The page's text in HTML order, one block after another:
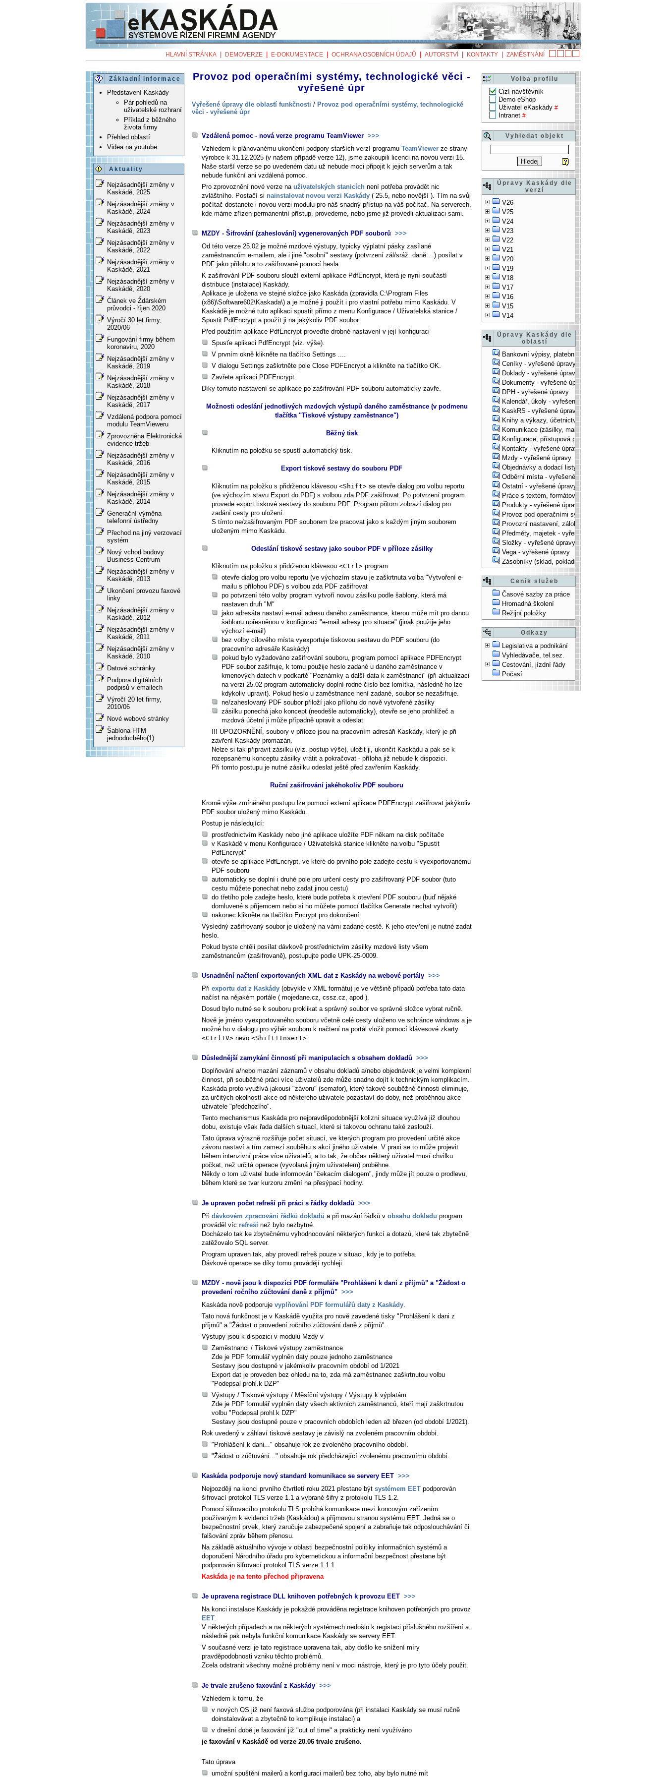
HLAVNÍ STRÁNKA DEMOVERZE E-DOKUMENTACE OCHRANA OSOBNÍCH ÚDAJŮ AUTORSTVÍ KONTAKTY ZAMĚSTNÁNÍ
Základní informace
Představení Kaskády
Pár pohledů na
uživatelské rozhraní
Příklad z běžného
života firmy
Přehled oblastí
Videa na youtube
Aktuality
Nejzásadnější změny v
Kaskádě, 2025
Nejzásadnější změny v
Kaskádě, 2024
Nejzásadnější změny v
Kaskádě, 2023
Nejzásadnější změny v
Kaskádě, 2022
Nejzásadnější změny v
Kaskádě, 2021
Nejzásadnější změny v
Kaskádě, 2020
Článek ve Ždárském
průvodci - říjen 2020
Výročí 30 let firmy,
2020/06
Fungování firmy během
koronaviru, 2020
Nejzásadnější změny v
Kaskádě, 2019
Nejzásadnější změny v
Kaskádě, 2018
Nejzásadnější změny v
Kaskádě, 2017
Vzdálená podpora pomocí
modulu TeamVieweru
Zprovozněna Elektronická
evidence tržeb
Nejzásadnější změny v
Kaskádě, 2016
Nejzásadnější změny v
Kaskádě, 2015
Nejzásadnější změny v
Kaskádě, 2014
Generační výměna
telefonní ústředny
Přechod na jiný verzovací
systém
Nový vchod budovy
Business Centrum
Nejzásadnější změny v
Kaskádě, 2013
Ukončení provozu faxové
linky
Nejzásadnější změny v
Kaskádě, 2012
Nejzásadnější změny v
Kaskádě, 2011
Nejzásadnější změny v
Kaskádě, 2010
Datové schránky
Podpora digitálních
podpisů v emailech
Výročí 20 let firmy,
2010/06
Nové webové stránky
Šablona HTM
jednoduchého(1)
Volba profilu
Cizí návštěvník
Demo eShop
Uživatel eKaskády #
Intranet #
Vyhledat objekt
Úpravy Kaskády dle
verzí
V26
V25
V24
V23
V22
V21
V20
V19
V18
V17
V16
V15
V14
Úpravy Kaskády dle
oblastí
Bankovní výpisy, platební příkazy - vyřešené úpravy
Ceníky - vyřešené úpravy
Doklady - vyřešené úpravy
Dokumenty - vyřešené úpravy
DPH - vyřešené úpravy
Kalendář, úkoly - vyřešené úpravy
KaskRS - vyřešené úpravy
Knihy a výkazy, účetnictví - vyřešené úpravy
Komunikace (zásilky, mail-systém, ...) - vyřešené úpravy
Konfigurace, přístupová práva, ... - vyřešené úpravy
Kontakty - vyřešené úpravy
Mzdy - vyřešené úpravy
Objednávky a dodací listy - vyřešené úpravy
Odběrní místa - vyřešené úpravy
Ostatní - vyřešené úpravy
Práce s textem, formátování, ... - vyřešené úpravy
Produkty - vyřešené úpravy
Provoz pod operačními systémy, technologické věci -
Provozní nastavení, zálohování, instalace, ... -
Předměty, majetek - vyřešené úpravy
Složky - vyřešené úpravy
Vega - vyřešené úpravy
Zásobníky (sklad, pokladna, bank. účet) - vyřešené
Ceník služeb
Časové sazby za práce
Hromadná školení
Režijní položky
Odkazy
Legislativa a podnikání
Vyhledávače, tel.sez.
Cestování, jízdní řády
Počasí
Provoz pod operačními systémy, technologické věci -
vyřešené úpr
Vyřešené úpravy dle oblastí funkčnosti / Provoz pod operačními systémy, technologické
věci - vyřešené úpr
Vzdálená pomoc - nová verze programu TeamViewer >>>
Vzhledem k plánovanému ukončení podpory starších verzí programu TeamViewer ze strany
výrobce k 31.12.2025 (v našem případě verze 12), jsme zakoupili licenci na novou verzi 15.
Naše starší verze se po uvedeném datu už nebude moci připojit k jejich serverům a tak
nebude funkční ani vzdálená pomoc.
Pro zprovoznění nové verze na uživatelských stanicích není potřeba provádět nic
zvláštního. Postačí si nainstalovat novou verzi Kaskády ( 25.5, nebo novější ). Tím na svůj
počítač dostanete i novou verzi modulu pro náš snadný přístup na váš počítač. Na serverech,
kde máme zřízen permanentní přístup, provedeme, nebo jsme již provedli aktualizaci sami.
MZDY - Šifrování (zaheslování) vygenerovaných PDF souborů >>>
Od této verze 25.02 je možné mzdové výstupy, typicky výplatní pásky zasílané
zaměstnancům e-mailem, ale i jiné "osobní" sestavy (potvrzení zál/sráž. daně ...) posílat v
PDF jako přílohu a to zašifrované pomocí hesla.
K zašifrování PDF souboru slouží externí aplikace PdfEncrypt, která je nyní součástí
distribuce (instalace) Kaskády.
Aplikace je uložena ve stejné složce jako Kaskáda (zpravidla C:\Program Files
(x86)\Software602\Kaskada\) a je možné ji použít i pro vlastní potřebu mimo Kaskádu. V
Kaskádě je možné tuto aplikaci spustit přímo z menu Konfigurace / Uživatelská stanice /
Spustit PdfEncrypt a použít ji na jakýkoliv PDF soubor.
Před použitím aplikace PdfEncrypt proveďte drobné nastavení v její konfiguraci
Spusťe aplikaci PdfEncrypt (viz. výše).
V prvním okně klikněte na tlačítko Settings ....
V dialogu Settings zaškrtněte pole Close PDFEncrypt a klikněte na tlačítko OK.
Zavřete aplikaci PDFEncrypt.
Díky tomuto nastavení se aplikace po zašifrování PDF souboru automaticky zavře.
Možnosti odeslání jednotlivých mzdových výstupů daného zaměstnance (v podmenu
tlačítka "Tiskové výstupy zaměstnance")
Běžný tisk
Kliknutím na položku se spustí automatický tisk.
Export tiskové sestavy do souboru PDF
Kliknutím na položku s přidrženou klávesou <Shift> se otevře dialog pro volbu reportu
(ve výchozím stavu Export do PDF) s volbou zda PDF zašifrovat. Po potvrzení program
provede export tiskové sestavy do souboru PDF. Program přitom zobrazí dialog pro
zadání cesty pro uložení.
S tímto ne/zašifrovaným PDF souborem lze pracovat jako s každým jiným souborem
uloženým mimo Kaskádu.
Odeslání tiskové sestavy jako soubor PDF v příloze zásilky
Kliknutím na položku s přidrženou klávesou <Ctrl> program
otevře dialog pro volbu reportu (ve výchozím stavu je zaškrtnuta volba "Vytvoření e-
mailu s přílohou PDF) s volbou zda PDF zašifrovat
po potvrzení této volby program vytvoří novou zásilku podle šablony, která má
nastaven druh "M"
jako adresáta nastaví e-mail adresu daného zaměstnance, kterou může mít pro danou
šablonu upřesněnou v konfiguraci "e-mail adresy pro situace" (jinak použije jeho
výchozí e-mail)
bez volby cílového místa vyexportuje tiskovou sestavu do PDF souboru (do
pracovního adresáře Kaskády)
pokud bylo vyžadováno zašifrování souboru, program pomocí aplikace PDFEncrypt
PDF soubor zašifruje, k tomu použije heslo zadané u daného zaměstnance v
kmenových datech v podkartě "Poznámky a další data k zaměstnanci" (při aktualizaci
na verzi 25.02 program automaticky doplní rodné číslo bez lomítka, následně ho lze
kdykoliv upravit). Pokud heslo u zaměstnance není zadané, soubor se nezašifruje.
ne/zaheslovaný PDF soubor přiloží jako přílohu do nově vytvořené zásilky
zásilku ponechá jako koncept (neodešle automaticky), otevře se jeho prohlížeč a
mzdová účetní ji může případně upravit a odeslat
!!! UPOZORNĚNÍ, soubory v příloze jsou na pracovním adresáři Kaskády, který je při
zavření Kaskády promazán.
Nelze si tak připravit zásilku (viz. postup výše), uložit ji, ukončit Kaskádu a pak se k
rozepsanému konceptu zásilky vrátit a pokračovat - příloha již nebude k dispozici.
Při tomto postupu je nutné zásilku odeslat ještě před zavřením Kaskády.
Ruční zašifrování jakéhokoliv PDF souboru
Kromě výše zmíněného postupu lze pomocí externí aplikace PDFEncrypt zašifrovat jakýkoliv
PDF soubor uložený mimo Kaskádu.
Postup je následující:
prostřednictvím Kaskády nebo jiné aplikace uložíte PDF někam na disk počítače
v Kaskádě v menu Konfigurace / Uživatelská stanice klikněte na volbu "Spustit
PdfEncrypt"
otevře se aplikace PdfEncrypt, ve které do prvního pole zadejte cestu k vyexportovanému
PDF souboru
automaticky se doplní i druhé pole pro určení cesty pro zašifrovaný PDF soubor (tuto
cestu můžete ponechat nebo zadat jinou cestu)
do třetího pole zadejte heslo, které bude potřeba k otevření PDF souboru (buď nějaké
domluvené s příjemcem nebo si ho můžete pomocí tlačítka Generate nechat vytvořit)
nakonec klikněte na tlačítko Encrypt pro dokončení
Výsledný zašifrovaný soubor je uložený na vámi zadané cestě. K jeho otevření je nutné zadat
heslo.
Pokud byste chtěli posílat dávkově prostřednictvím zásilky mzdové listy všem
zaměstnancům (zašifrovaně), postupujte podle UPK-25-0009.
Usnadnění načtení exportovaných XML dat z Kaskády na webové portály >>>
Při exportu dat z Kaskády (obvykle v XML formátu) je ve většině případů potřeba tato data
načíst na nějakém portále ( mojedane.cz, cssz.cz, apod ).
Dosud bylo nutné se k souboru proklikat a správný soubor ve správné složce vybrat ručně.
Nově je jméno vyexportovaného souboru včetně celé cesty uloženo ve schránce windows a je
možné ho v dialogu pro výběr souboru k načtení na portál vložit pomocí klávesové zkarty
<Ctrl+V> nevo <Shift+Insert>.
Důslednější zamykání činností při manipulacích s obsahem dokladů >>>
Doplňování a/nebo mazání záznamů v obsahu dokladů a/nebo objednávek je velmi komplexní
činnost, při souběžné práci více uživatelů zde může snadno dojít k technickým komplikacím.
Kaskáda proto využívá jakousi "závoru" (semafor), který takové souběžné činnosti eliminuje,
za určitých okolností akce od některého uživatele pozastaví do doby, než proběhnou akce
uživatele "předchozího".
Tento mechanismus Kaskáda pro nejpravděpodobnější kolizní situace využívá již dlouhou
dobu, existuje však řada dalších situací, které si takovou ochranu také zaslouží.
Tato úprava výrazně rozšiřuje počet situací, ve kterých program pro provedení určité akce
závoru nastaví a tím zamezí souběhu s akcí jiného uživatele. V praxi se to může projevit
během intenzivní práce více uživatelů, a to tak, že občas některý uživatel musí chvilku
počkat, než určitá operace (vyvolaná jiným uživatelem) proběhne.
Někdy o tom uživatel bude informován "čekacím dialogem", jindy může jít pouze o prodlevu,
během které se tvar kurzoru změní na přesýpací hodiny.
Je upraven počet refreší při práci s řádky dokladů >>>
Při dávkovém zpracování řádků dokladů a při mazání řádků v obsahu dokladu program
prováděl víc refreší než bylo nezbytné.
Docházelo tak ke zbytečnému vyhodnocování některých funkcí a dotazů, které tak zbytečně
zatěžovalo SQL server.
Program upraven tak, aby provedl refreš pouze v situaci, kdy je to potřeba.
Dávkové operace se díky tomu provádějí rychleji.
MZDY - nově jsou k dispozici PDF formuláře "Prohlášení k dani z příjmů" a "Žádost o
provedení ročního zúčtování daně z příjmů" >>>
Kaskáda nově podporuje vyplňování PDF formulářů daty z Kaskády
Tato nová funkčnost je v Kaskádě využita pro nově zavedené tisky "Prohlášení k dani z
příjmů" a "Žádost o provedení ročního zúčtování daně z příjmů".
Výstupy jsou k dispozici v modulu Mzdy v
Zaměstnanci / Tiskové výstupy zaměstnance
Zde je PDF formulář vyplněn daty pouze jednoho zaměstnance
Sestavy jsou dostupné v jakémkoliv pracovním období od 1/2021
Export dat je proveden bez ohledu na to, zda má zaměstnanec zaškrtnutou volbu
"Podepsal prohl.k DZP"
Výstupy / Tiskové výstupy / Měsíční výstupy / Výstupy k výplatám
Zde je PDF formulář vyplněn daty všech aktivních zaměstnanců, kteří mají zaškrtnutou
volbu "Podepsal prohl.k DZP"
Sestavy jsou dostupné pouze v pracovních obdobích leden až březen (od období 1/2021).
Rok uvedený v záhlaví tiskové sestavy je závislý na zvoleném pracovním období.
"Prohlášení k dani..." obsahuje rok ze zvoleného pracovního období.
"Žádost o zúčtování..." obsahuje rok předcházející zvolenému pracovnímu období.
Kaskáda podporuje nový standard komunikace se servery EET >>>
Nejpozději na konci prvního čtvrtletí roku 2021 přestane být systémem EET podporován
šifrovací protokol TLS verze 1.1 a vybrané šifry z protokolu TLS 1.2.
Pomocí šifrovacího protokolu TLS probíhá komunikace mezi koncovým zařízením
používaným k evidenci tržeb (Kaskádou) a příjmovou stranou systému EET. Jedná se o
bezpečnostní prvek, který zaručuje zabezpečené spojení a zabraňuje tak odposlouchávání či
falšování zpráv během přenosu.
Na základě aktuálního vývoje v oblasti bezpečnostní politiky informačních systémů a
doporučení Národního úřadu pro kybernetickou a informační bezpečnost přestane být
podporován šifrovací protokol TLS verze 1.1.1
Kaskáda je na tento přechod připravena
Je upravena registrace DLL knihoven potřebných k provozu EET >>>
Na konci instalace Kaskády je pokaždé prováděna registrace knihoven potřebných pro provoz
EET.
V některých případech a na některých systémech nedošlo k registaci příslušného rozšíření a
následně pak nebyla funkční komunikace Kaskády se servery EET.
V současné verzi je tato registrace upravena tak, aby došlo ke snížení míry
pravděpodobnosti vzniku těchto problémů.
Zcela odstranit všechny možné problémy není v moci nástroje, který je pro tyto účely použit.
Je trvale zrušeno faxování z Kaskády >>>
Vzhledem k tomu, že
v nových OS již není faxová služba podporována (při instalaci Kaskády se musí ručně
doinstalovávat a zbytečně to komplikuje instalaci) a
v dnešní době je faxování již "out of time" a prakticky není využíváno
je faxování v Kaskádě od verze 20.06 trvale zrušeno.
Tato úprava
umožní spuštění mailerů a konfiguraci mailerů bez toho, aby bylo nutné mít